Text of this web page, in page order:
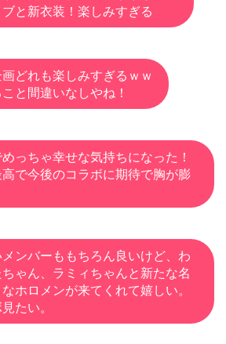
と新衣装！楽しみすぎる
どれも楽しみすぎるｗｗ
と間違いなしやね！
っちゃ幸せな気持ちになった！
で今後のコラボに期待で胸が膨
ンバーももちろん良いけど、わ
ゃん、ラミィちゃんと新たな名
ホロメンが来てくれて嬉しい。
たい。